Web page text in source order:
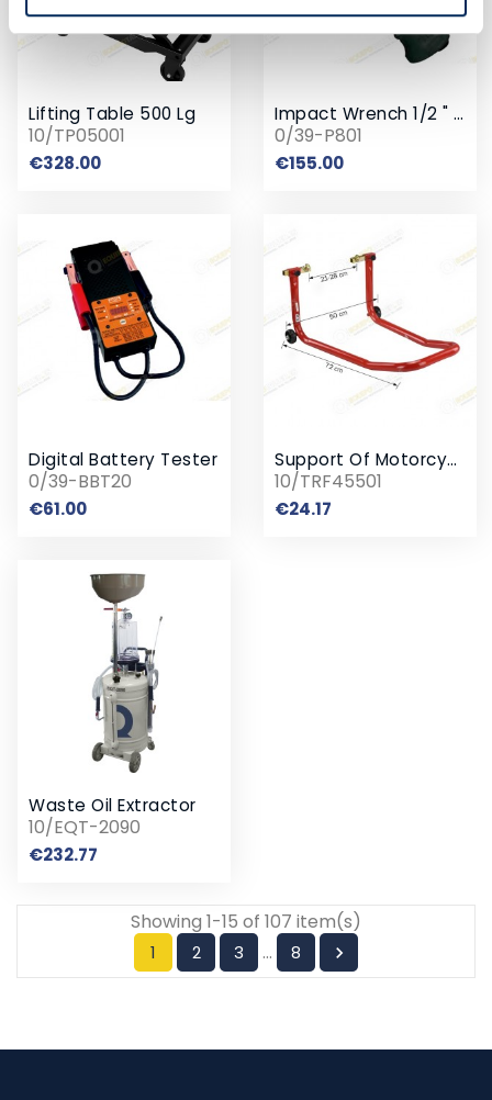
Lifting Table 500 Lg
10/TP05001
€328.00Price
Impact Wrench 1/2 " IRIMO
0/39-P801
€155.00Price
Digital Battery Tester
0/39-BBT20
€61.00Price
Support Of Motorcycles Front 100 Kg
10/TRF45501
€24.17
Waste Oil Extractor
10/EQT-2090
€232.77
Showing 1-15 of 107 item(s)
1 2 3 … 8 